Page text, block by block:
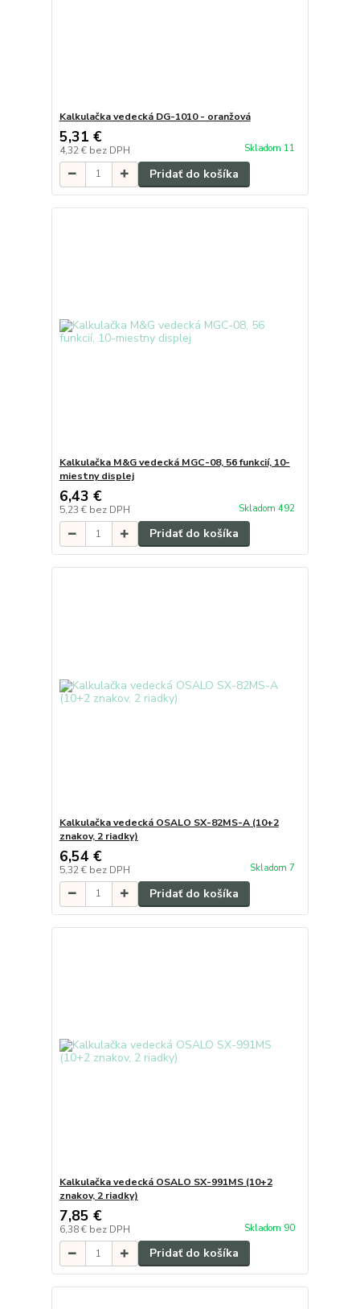
Kalkulačka vedecká DG-1010 - oranžová
5,31 €
4,32 € bez DPH Skladom 11
Pridať do košíka
Kalkulačka M&G vedecká MGC-08, 56 funkcií, 10-
miestny displej
6,43 €
5,23 € bez DPH Skladom 492
Pridať do košíka
Kalkulačka vedecká OSALO SX-82MS-A (10+2
znakov, 2 riadky)
6,54 €
5,32 € bez DPH Skladom 7
Pridať do košíka
Kalkulačka vedecká OSALO SX-991MS (10+2
znakov, 2 riadky)
7,85 €
6,38 € bez DPH Skladom 90
Pridať do košíka